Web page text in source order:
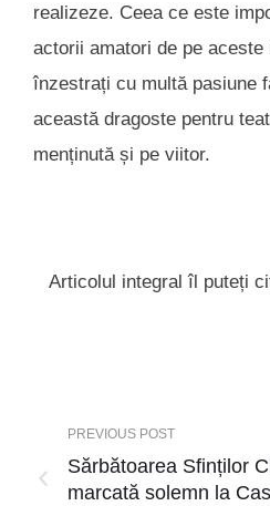
realizeze. Ceea ce este
actorii amatori de pe aceste
înzestrați cu multă pasiune
această dragoste pentru
menținută și pe viitor.
Articolul integral îl puteți
PREVIOUS POST
Sărbătoarea Sfinților
marcată solemn la